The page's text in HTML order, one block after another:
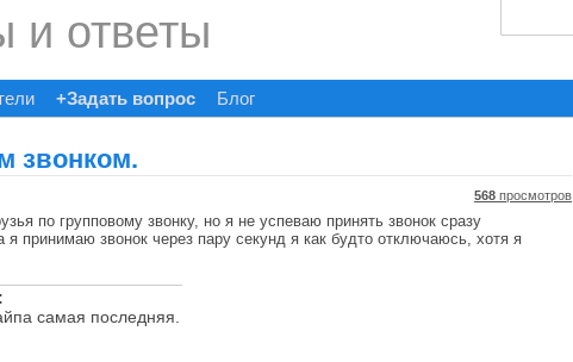
и ответы
+Задать вопрос Блог
звонком.
568 просмотров
по групповому звонку, но я не успеваю принять звонок сразу
я принимаю звонок через пару секунд я как будто отключаюсь, хотя я
самая последняя.